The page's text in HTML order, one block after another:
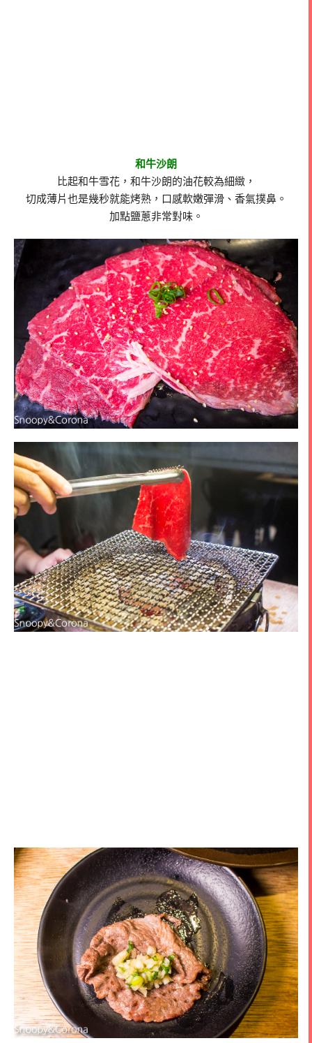
和牛沙朗
比起和牛雪花，和牛沙朗的油花較為細緻，
切成薄片也是幾秒就能烤熟，口感軟嫩彈滑、香氣撲鼻。
加點鹽蔥非常對味。